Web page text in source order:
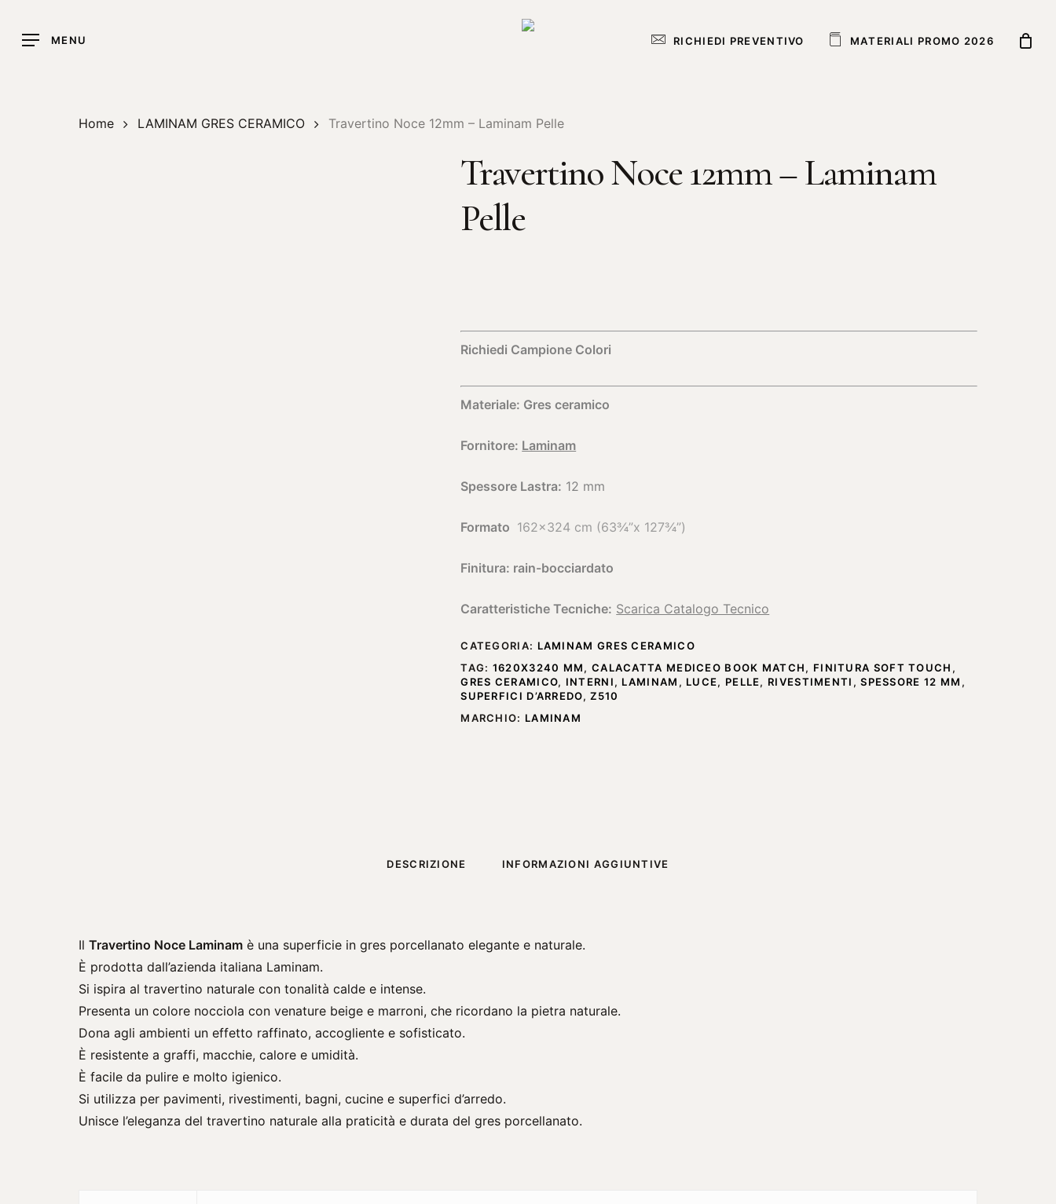
MENU RICHIEDI PREVENTIVO MAT ERIALI PROMO 2026
Home LAMINAM GRES CERAMICO Travertino Noce 12mm – Laminam Pelle
Travertino Noce 12mm – Laminam
Pelle
Richiedi Campione Colori
Materiale: Gres ceramico
Fornitore: Laminam
Spessore Lastra: 12 mm
Formato 162×324 cm (63¾”x 127¾”)
Finitura: rain-bocciardato
Caratteristiche Tecniche: Scarica Catalogo Tecnico
CATEGORIA: LAMINAM GRES CERAMICO
TAG: 1620X3240 MM, CALACATTA MEDICEO BOOK MATCH, FINITURA SOFT TOUCH ,
GRES CERAMICO, INTERNI, LAMINAM , LUCE, PELLE, RIVESTIMENTI ,SPESSORE 12 MM ,
SUPERFICI D’ARREDO,Z510
MARCHIO: LAMINAM
DESCRIZIONE INFORMAZIONI AGGIUNTIVE
Il Travertino Noce Laminam è una superficie in gres porcellanato elegante e naturale.
È prodotta dall’azienda italiana Laminam.
Si ispira al travertino naturale con tonalità calde e intense.
Presenta un colore nocciola con venature beige e marroni, che ricordano la pietra naturale.
Dona agli ambienti un effetto raffinato, accogliente e sofisticato.
È resistente a graffi, macchie, calore e umidità.
È facile da pulire e molto igienico.
Si utilizza per pavimenti, rivestimenti, bagni, cucine e superfici d’arredo.
Unisce l’eleganza del travertino naturale alla praticità e durata del gres porcellanato.